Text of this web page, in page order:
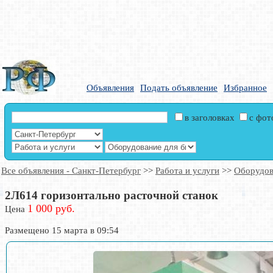
Объявления Подать объявление Избранное
в заголовках с
Все объявления - Санкт-Петербург >> Работа и услуги >>
2Л614 горизонтально расточной станок
Цена 1 000 руб.
Размещено 15 марта в 09:54